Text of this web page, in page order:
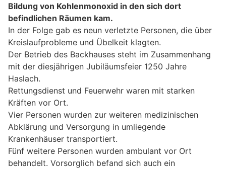
Bildung von Kohlenmonoxid in den sich dort
befindlichen Räumen kam.
In der Folge gab es neun verletzte Personen, die über
Kreislaufprobleme und Übelkeit klagten.
Der Betrieb des Backhauses steht im Zusammenhang
mit der diesjährigen Jubiläumsfeier 1250 Jahre
Haslach.
Rettungsdienst und Feuerwehr waren mit starken
Kräften vor Ort.
Vier Personen wurden zur weiteren medizinischen
Abklärung und Versorgung in umliegende
Krankenhäuser transportiert.
Fünf weitere Personen wurden ambulant vor Ort
behandelt. Vorsorglich befand sich auch ein